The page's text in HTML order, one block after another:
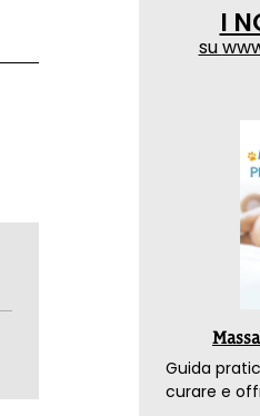
I
su
Guida
curare e offrire